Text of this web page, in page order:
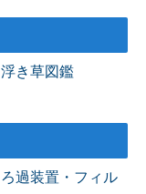
浮き草図鑑
ろ過装置・フィル